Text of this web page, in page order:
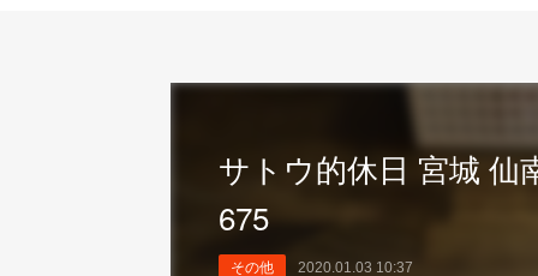
サトウ的休日 宮城 仙
675
その他 2020.01.03 10:37